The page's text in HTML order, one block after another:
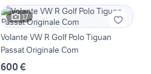
17
Volante VW R Golf Polo Tiguan
Passat Originale Com
600 €